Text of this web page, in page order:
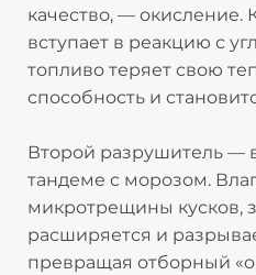
качество, — окисление.
вступает в реакцию с
топливо теряет свою
способность и
Второй разрушитель —
тандеме с морозом.
микротрещины кусков,
расширяется и
превращая отборный